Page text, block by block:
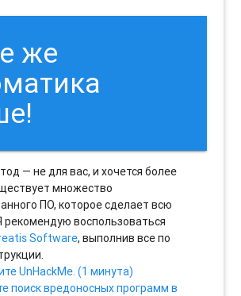
же
— не для вас, и хочется более
множество
ПО, которое сделает всю
рекомендую воспользоваться
Software, выполнив все по
UnHackMe. (1 минута)
поиск вредоносных программ в